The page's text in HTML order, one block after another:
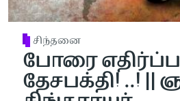
சிந்தனை
போரை
தேசபக்தி! ..! ||